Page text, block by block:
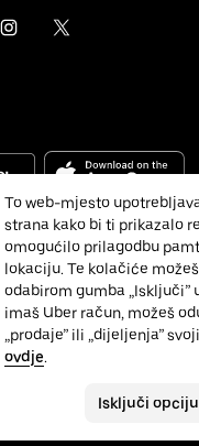
Inc.
To web-mjesto
strana kako bi ti prikazalo
omogućilo prilagodbu
lokaciju. Te kolačiće
odabirom gumba „Isključi”
imaš Uber račun, možeš
„prodaje” ili „dijeljenja”
ovdje.
Isključi opciju